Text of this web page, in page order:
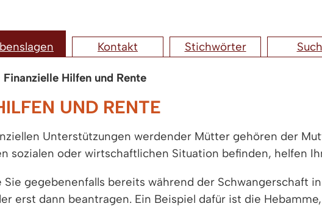
Kontakt Stichwörter
Finanzielle Hilfen und Rente
UND RENTE
Unterstützungen werdender Mütter gehören der
sozialen oder wirtschaftlichen Situation befinden, helfen
gegebenenfalls bereits während der Schwangerschaft
erst dann beantragen. Ein Beispiel dafür ist die